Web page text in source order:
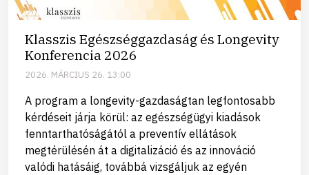
Klasszis Egészséggazdaság és Longevity
Konferencia 2026
2026. MÁRCIUS 26. 13:00
A program a longevity-gazdaságtan legfontosabb
kérdéseit járja körül: az egészségügyi kiadások
fenntarthatóságától a preventív ellátások
megtérülésén át a digitalizáció és az innováció
valódi hatásáig, továbbá vizsgáljuk az egyén